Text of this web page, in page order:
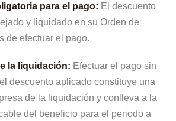
para el pago: El descuento
y liquidado en su Orden de
de efectuar el pago.
la liquidación: Efectuar el pago sin
descuento aplicado constituye una
de la liquidación y conlleva a la
del beneficio para el periodo a